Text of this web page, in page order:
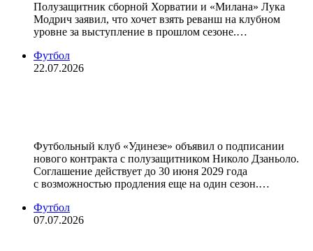
Полузащитник сборной Хорватии и «Милана» Лука
Модрич заявил, что хочет взять реванш на клубном
уровне за выступление в прошлом сезоне.…
Футбол
22.07.2026
Футбольный клуб «Удинезе» объявил о подписании
нового контракта с полузащитником Николо Дзаньоло.
Соглашение действует до 30 июня 2029 года
с возможностью продления еще на один сезон.…
Футбол
07.07.2026